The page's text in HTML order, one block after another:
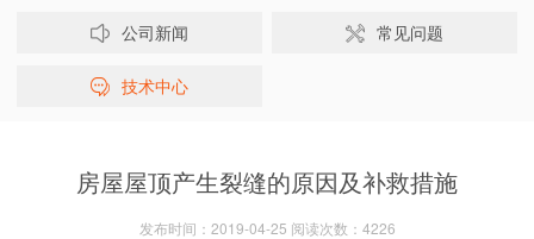
公司新闻 常见问题
技术中心
房屋屋顶产生裂缝的原因及补救措施
发布时间：2019-04-25 阅读次数：4226